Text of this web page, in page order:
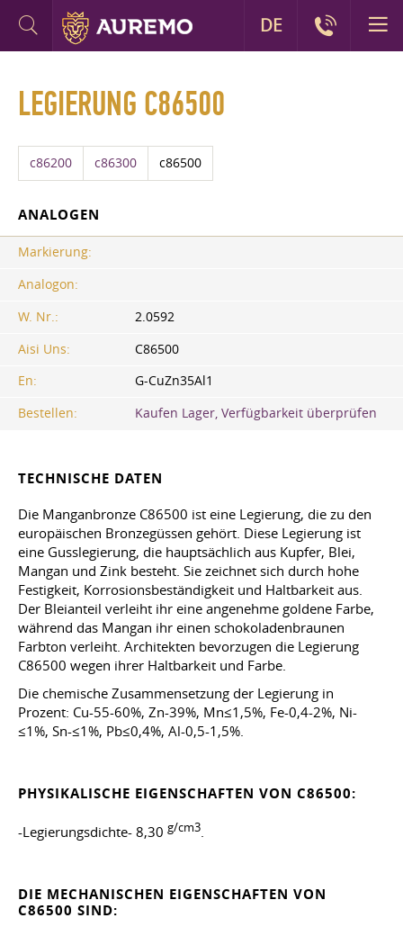
LEGIERUNG C86500
c86200 c86300 c86500
ANALOGEN
Markierung:
Analogon:
W. Nr.:
2.0592
Aisi Uns:
C86500
En:
G-CuZn35Al1
Bestellen:
Kaufen Lager, Verfügbarkeit überprüfen
TECHNISCHE DATEN
Die Manganbronze C86500 ist eine Legierung, die zu den
europäischen Bronzegüssen gehört. Diese Legierung ist
eine Gusslegierung, die hauptsächlich aus Kupfer, Blei,
Mangan und Zink besteht. Sie zeichnet sich durch hohe
Festigkeit, Korrosionsbeständigkeit und Haltbarkeit aus.
Der Bleianteil verleiht ihr eine angenehme goldene Farbe,
während das Mangan ihr einen schokoladenbraunen
Farbton verleiht. Architekten bevorzugen die Legierung
C86500 wegen ihrer Haltbarkeit und Farbe.
Die chemische Zusammensetzung der Legierung in
Prozent: Cu-55-60%, Zn-39%, Mn≤1,5%, Fe-0,4-2%, Ni-
≤1%, Sn-≤1%, Pb≤0,4%, Al-0,5-1,5%.
PHYSIKALISCHE EIGENSCHAFTEN VON C86500:
-Legierungsdichte- 8,30 g/cm3.
DIE MECHANISCHEN EIGENSCHAFTEN VON
C86500 SIND:
DE